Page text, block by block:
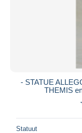
- STATUE
THEMIS
Statuut